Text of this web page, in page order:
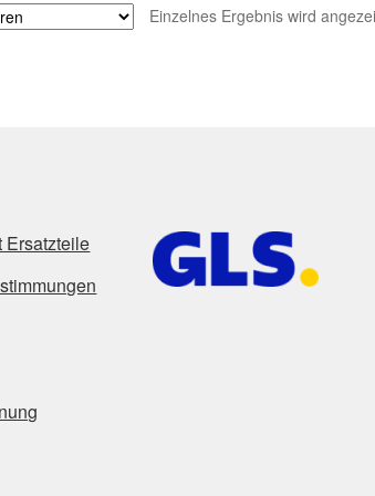
Einzelnes Ergebnis wird
Ersatzteile